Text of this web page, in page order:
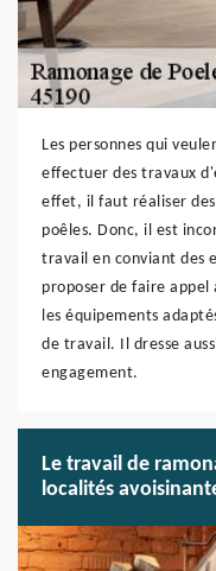
Les personnes qui
effectuer des travaux
effet, il faut réaliser
poêles. Donc, il est
travail en conviant des
proposer de faire appel
les équipements
de travail. Il dresse
engagement.
Le travail de
localités